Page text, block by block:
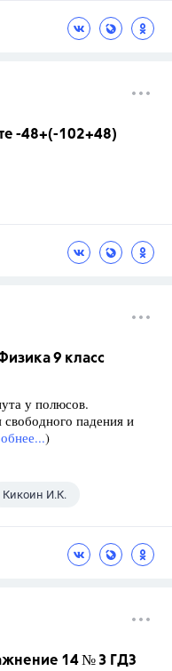
-48+(-102+48)
9 класс
у полюсов.
свободного падения и
)
Кикоин И.К.
14 № 3 ГДЗ